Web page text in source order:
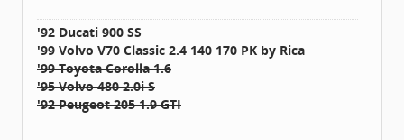
'92 Ducati 900 SS
'99 Volvo V70 Classic 2.4 140 170 PK by Rica
'99 Toyota Corolla 1.6
'95 Volvo 480 2.0i S
'92 Peugeot 205 1.9 GTI